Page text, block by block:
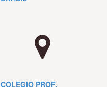
COLEGIO PROF.